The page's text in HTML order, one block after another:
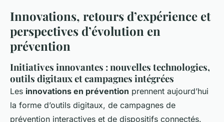
Innovations, retours d’expérience et
perspectives d’évolution en
prévention
Initiatives innovantes : nouvelles technologies,
outils digitaux et campagnes intégrées
Les innovations en prévention prennent aujourd’hui
la forme d’outils digitaux, de campagnes de
prévention interactives et de dispositifs connectés.